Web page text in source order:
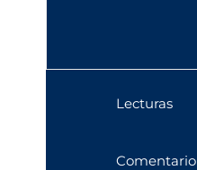
Lecturas
Comentario